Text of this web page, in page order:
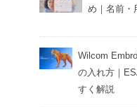
め｜名前・
Wilcom
の入れ方｜
すく解説